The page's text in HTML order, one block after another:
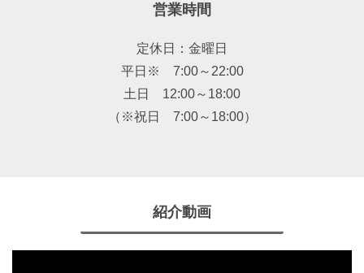
営業時間
定休日：金曜日
平日※ 7:00～22:00
土日 12:00～18:00
（※祝日 7:00～18:00）
紹介動画